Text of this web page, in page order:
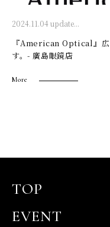
2024.11.04 update...
『American Optical』
す。- 廣島眼鏡店
More
TOP
EVENT